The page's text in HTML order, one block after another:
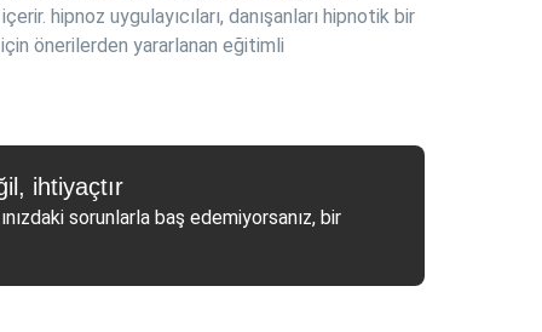
hipnoz uygulayıcıları, danışanları hipnotik bir
önerilerden yararlanan eğitimli
ihtiyaçtır
sorunlarla baş edemiyorsanız, bir